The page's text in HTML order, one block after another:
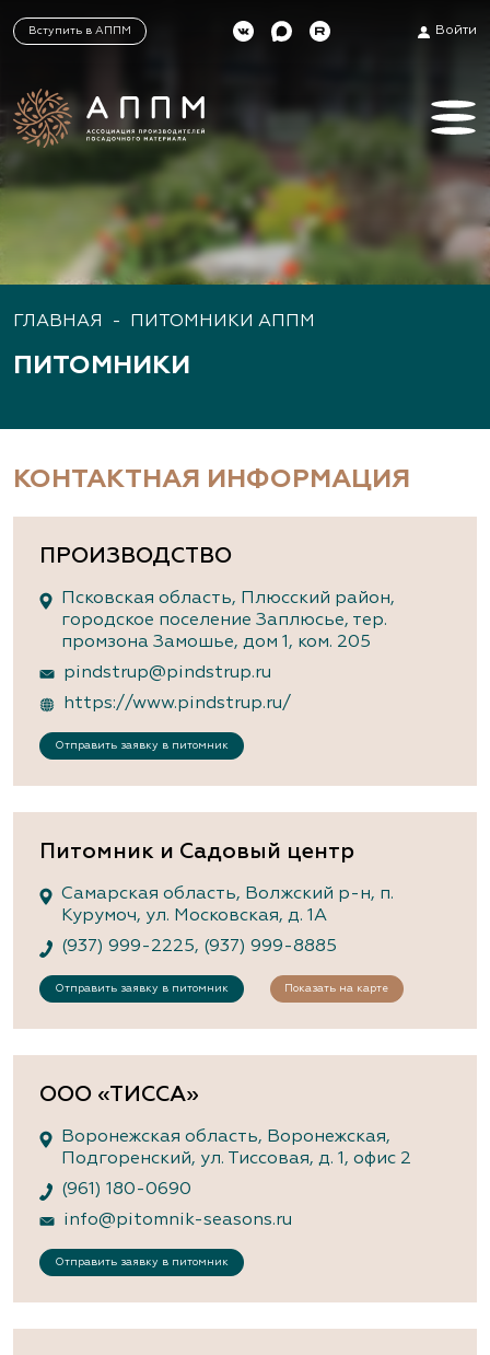
Вступить в АППМ Войти
ГЛАВНАЯ - ПИТОМНИКИ АППМ
ПИТОМНИКИ
КОНТАКТНАЯ ИНФОРМАЦИЯ
ПРОИЗВОДСТВО
Псковская область, Плюсский район,
городское поселение Заплюсье, тер.
промзона Замошье, дом 1, ком. 205
pindstrup@pindstrup.ru
https://www.pindstrup.ru/
Отправить заявку в питомник
Питомник и Садовый центр
Самарская область, Волжский р-н, п.
Курумоч, ул. Московская, д. 1А
(937) 999-2225, (937) 999-8885
Отправить заявку в питомник Показать на карте
ООО «ТИССА»
Воронежская область, Воронежская,
Подгоренский, ул. Тиссовая, д. 1, офис 2
(961) 180-0690
info@pitomnik-seasons.ru
Отправить заявку в питомник